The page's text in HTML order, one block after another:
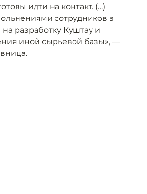
идти на контакт. (…)
сотрудников в
на разработку Куштау и
иной сырьевой базы», —